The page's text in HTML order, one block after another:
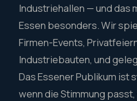
Industriehallen — und das
Essen besonders. Wir
Firmen-Events,
Industriebauten, und
Das Essener Publikum ist
wenn die Stimmung